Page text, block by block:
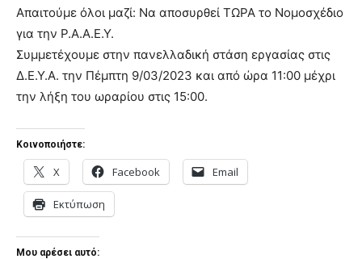
Απαιτούμε όλοι μαζί: Να αποσυρθεί ΤΩΡΑ το Νομοσχέδιο
για την Ρ.Α.Α.Ε.Υ.
Συμμετέχουμε στην πανελλαδική στάση εργασίας στις
Δ.Ε.Υ.Α. την Πέμπτη 9/03/2023 και από ώρα 11:00 μέχρι
την λήξη του ωραρίου στις 15:00.
Κοινοποιήστε:
X Facebook Email
Εκτύπωση
Μου αρέσει αυτό: